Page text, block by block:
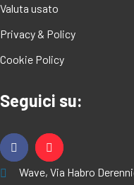
Valuta usato
Privacy & Policy
Cookie Policy
Seguici su:
Wave, Via Habro